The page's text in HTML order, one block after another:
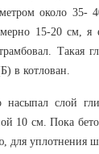
около
15-20 см, я
Такая
в котлован.
насыпал слой
10 см. Пока
для уплотнения